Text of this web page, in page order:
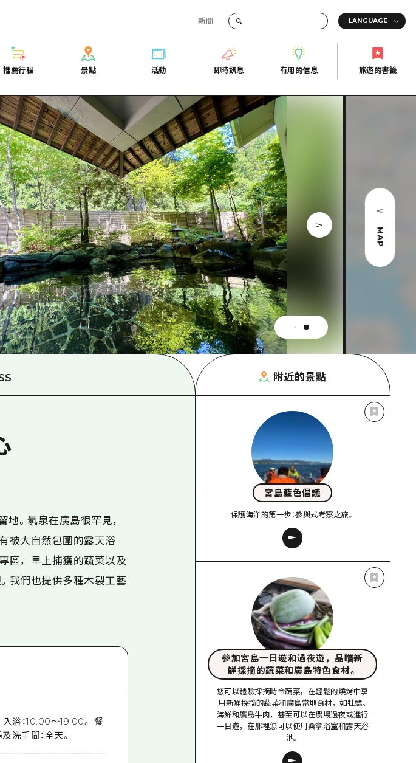
新聞
學習·體驗
標準
歷史·文化
治癒
自然
推薦行程
廣島市內
安芸
答對了
美北
藝北
宮島周邊
東山口
短途旅行
半天
一日遊
1晚2天
2晚3天
景點
列表
廣島市內
安芸
答對了
美北
藝北
宮島周邊
東山口
愛媛
島根
活動
即時訊息
有用的信息
量摘要
堵
覽門票
存及運送服務
廣島好客通行證
廣島免費 Wi-Fi
面向外國遊客的街角旅遊信息中心
志願者指南
廣島視頻
常見問題
照片下載
災難發生期間的交通資訊
廣島縣觀光宣傳冊
旅遊的書籤
歷史·文化
自然藝北
宮島周邊
東山口
2晚3天
美北
藝北
宮島周邊
東山口
愛媛
島根
旅遊信息中心 災難發生期間的交通資訊
MAP
。氡泉在廣島很罕見，
被大自然包圍的露天浴
區，早上捕獲的蔬菜以及
我們也提供多種木製工藝
浴：10:00～19:00。 餐
洗手間：全天。
附近的景點
宮島藍色倡議
保護海洋的第一步：參與式考察之旅。
參加宮島一日遊和過夜遊，品嚐新
鮮採摘的蔬菜和廣島特色食材。
您可以體驗採摘時令蔬菜，在輕鬆的燒烤中享
用新鮮採摘的蔬菜和廣島當地食材，如牡蠣、
海鮮和廣島牛肉，甚至可以在農場過夜或進行
一日遊，在那裡您可以使用桑拿浴室和露天浴
池。